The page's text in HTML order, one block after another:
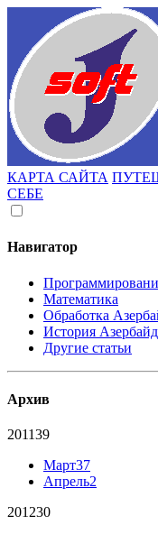
КАРТА САЙТА
СЕБЕ
Навигатор
Математика
Обработка
История
Другие статьи
Архив
201139
Март37
Апрель2
201230